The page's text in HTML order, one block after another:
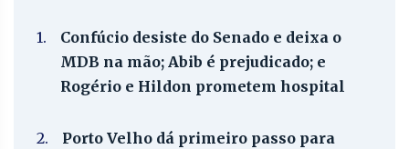
1.
Confúcio desiste do Senado e deixa o
MDB na mão; Abib é prejudicado; e
Rogério e Hildon prometem hospital
2.
Porto Velho dá primeiro passo para